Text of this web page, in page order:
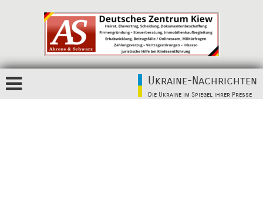
Ukraine-Nachrichten
Die Ukraine im Spiegel ihrer Presse